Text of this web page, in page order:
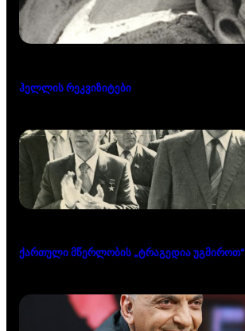
ჰელლის რეკვიზიტები
ქართული მწერლობის „ტრაგედია უგმიროთ“